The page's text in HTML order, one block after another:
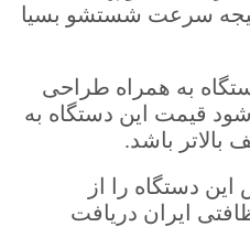
سرعت شستشو بسیا
به همراه طراحی
قیمت این دستگاه به
باشد.
دستگاه را از
ایران دریافت